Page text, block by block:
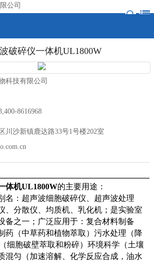
破碎仪一体机UL1800W
科技有限公司
8616968
川沙新镇鹿达路33号1号楼202室
体机UL1800W的主要用途：
名：超声波细胞破碎仪、超声波处理
、分散仪、均质机、乳化机；是实验室
备之一；广泛应用于：复合材料制备
药（中草药和植物萃取）污水处理（降
细胞破壁萃取和粉碎）环境科学（土壤
混匀（加速溶解、化学反应合成，油水